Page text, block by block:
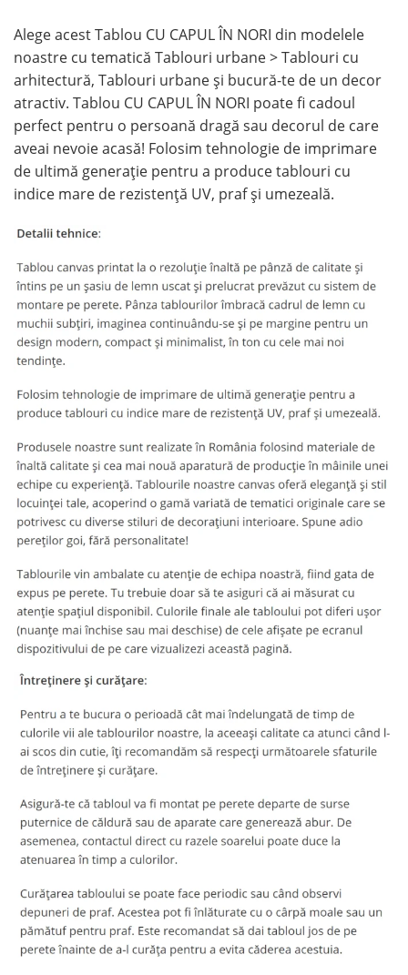
Alege acest Tablou CU CAPUL ÎN NORI din modelele
noastre cu tematică Tablouri urbane > Tablouri cu
arhitectură, Tablouri urbane și bucură-te de un decor
atractiv. Tablou CU CAPUL ÎN NORI poate fi cadoul
perfect pentru o persoană dragă sau decorul de care
aveai nevoie acasă! Folosim tehnologie de imprimare
de ultimă generație pentru a produce tablouri cu
indice mare de rezistență UV, praf și umezeală.